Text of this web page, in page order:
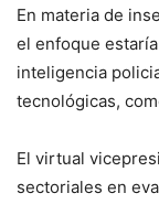
En materia de
el enfoque
inteligencia
tecnológicas,
El virtual
sectoriales en